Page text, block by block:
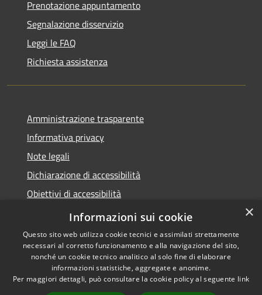
Prenotazione appuntamento
Segnalazione disservizio
Leggi le FAQ
Richiesta assistenza
Amministrazione trasparente
Informativa privacy
Note legali
Dichiarazione di accessibilità
Obiettivi di accessibilità
Whistleblowing
Accessibilità
Copyright © 2026 • Comune di
Spirano • Powered by
×
Informazioni sui cookie
Questo sito web utilizza cookie tecnici e assimilati strettamente
necessari al corretto funzionamento e alla navigazione del sito,
nonché un cookie tecnico analitico al solo fine di elaborare
informazioni statistiche, aggregate e anonime.
Per maggiori dettagli, può consultare la cookie policy al seguente link